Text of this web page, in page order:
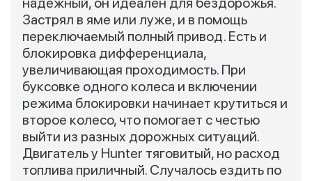
Застрял в яме или луже, и в помощь
переключаемый полный привод. Есть и
блокировка дифференциала,
увеличивающая проходимость. При
буксовке одного колеса и включении
режима блокировки начинает крутиться и
второе колесо, что помогает с честью
выйти из разных дорожных ситуаций.
Двигатель у Hunter тяговитый, но расход
топлива приличный. Случалось ездить по